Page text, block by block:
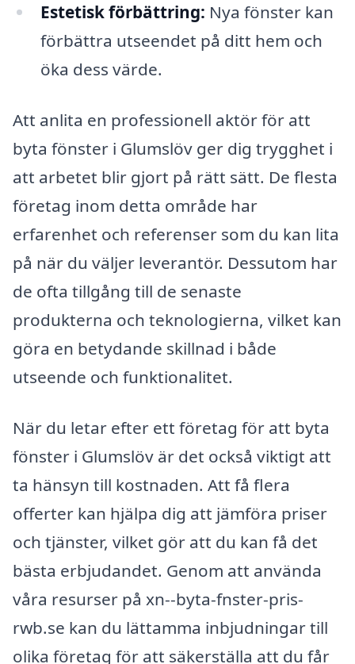
Estetisk förbättring: Nya fönster kan
förbättra utseendet på ditt hem och
öka dess värde.
Att anlita en professionell aktör för att
byta fönster i Glumslöv ger dig trygghet i
att arbetet blir gjort på rätt sätt. De flesta
företag inom detta område har
erfarenhet och referenser som du kan lita
på när du väljer leverantör. Dessutom har
de ofta tillgång till de senaste
produkterna och teknologierna, vilket kan
göra en betydande skillnad i både
utseende och funktionalitet.
När du letar efter ett företag för att byta
fönster i Glumslöv är det också viktigt att
ta hänsyn till kostnaden. Att få flera
offerter kan hjälpa dig att jämföra priser
och tjänster, vilket gör att du kan få det
bästa erbjudandet. Genom att använda
våra resurser på xn--byta-fnster-pris-
rwb.se kan du lättamma inbjudningar till
olika företag för att säkerställa att du får